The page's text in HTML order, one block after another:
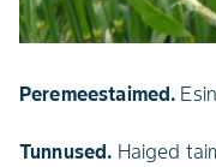
Peremeestaimed.
Tunnused. Haiged